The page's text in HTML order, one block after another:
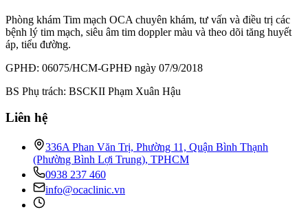
Phòng khám Tim mạch OCA chuyên khám, tư vấn và điều trị các
bệnh lý tim mạch, siêu âm tim doppler màu và theo dõi tăng huyết
áp, tiểu đường.
GPHĐ: 06075/HCM-GPHĐ ngày 07/9/2018
BS Phụ trách: BSCKII Phạm Xuân Hậu
Liên hệ
336A Phan Văn Trị, Phường 11, Quận Bình Thạnh
(Phường Bình Lợi Trung), TPHCM
0938 237 460
info@ocaclinic.vn